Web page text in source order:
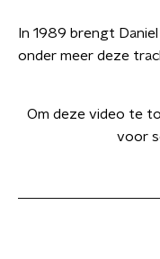
In 1989 brengt
onder meer deze
Om deze video te
voor